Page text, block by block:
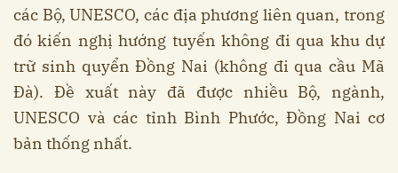
các Bộ, UNESCO, các địa phương liên quan, trong
đó kiến nghị hướng tuyến không đi qua khu dự
trữ sinh quyển Đồng Nai (không đi qua cầu Mã
Đà). Đề xuất này đã được nhiều Bộ, ngành,
UNESCO và các tỉnh Bình Phước, Đồng Nai cơ
bản thống nhất.